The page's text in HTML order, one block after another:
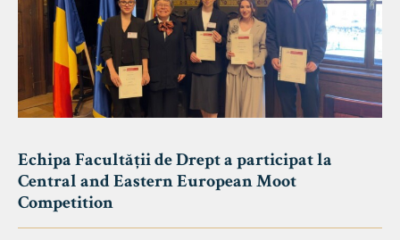
Echipa Facultății de Drept a participat la
Central and Eastern European Moot
Competition